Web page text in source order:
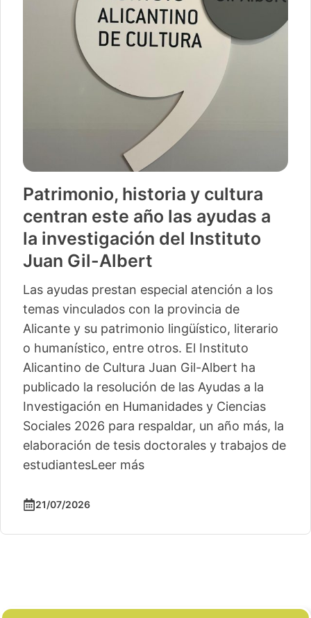
Patrimonio, historia y cultura
centran este año las ayudas a
la investigación del Instituto
Juan Gil-Albert
Las ayudas prestan especial atención a los
temas vinculados con la provincia de
Alicante y su patrimonio lingüístico, literario
o humanístico, entre otros. El Instituto
Alicantino de Cultura Juan Gil-Albert ha
publicado la resolución de las Ayudas a la
Investigación en Humanidades y Ciencias
Sociales 2026 para respaldar, un año más, la
elaboración de tesis doctorales y trabajos de
estudiantesLeer más
21/07/2026